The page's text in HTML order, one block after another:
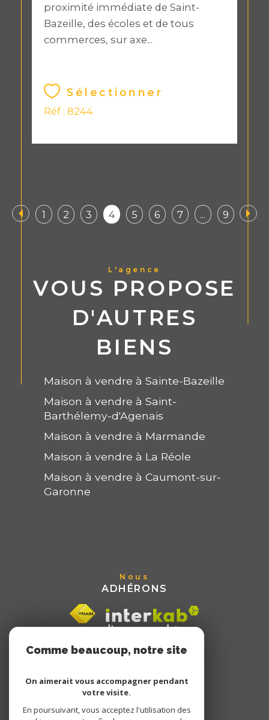
proximité immédiate de Saint-
Bazeille, des écoles et de tous
commerces, sur axe...
Sélectionner
Réf : 8244
1 2 3 4 5 6 7 ... 9
L'agence
VOUS PROPOSE
D'AUTRES
BIENS
Maison à vendre à Sainte-Bazeille
Maison à vendre à Saint-
Barthélemy-d'Agenais
Maison à vendre à Marmande
Maison à vendre à La Réole
Maison à vendre à Caumont-sur-
Garonne
Nous
ADHÉRONS
Comme beaucoup, notre site
On aimerait vous accompagner pendant
votre visite.
En poursuivant, vous acceptez l'utilisation des